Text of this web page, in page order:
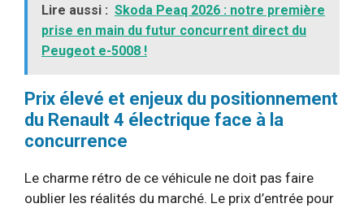
Lire aussi : Skoda Peaq 2026 : notre première
prise en main du futur concurrent direct du
Peugeot e-5008 !
Prix élevé et enjeux du positionnement
du Renault 4 électrique face à la
concurrence
Le charme rétro de ce véhicule ne doit pas faire
oublier les réalités du marché. Le prix d’entrée pour